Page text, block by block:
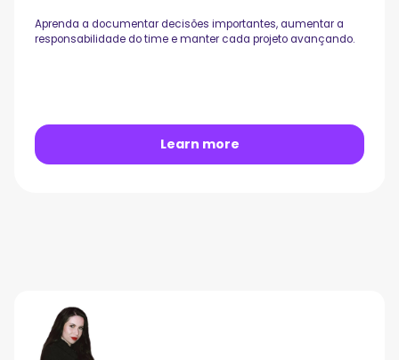
Aprenda a documentar decisões importantes, aumentar a
responsabilidade do time e manter cada projeto avançando.
Learn more